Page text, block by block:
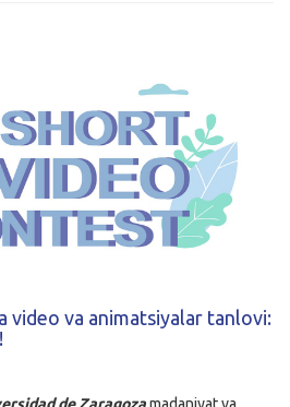
video va animatsiyalar tanlovi:
de Zaragozamadaniyat va